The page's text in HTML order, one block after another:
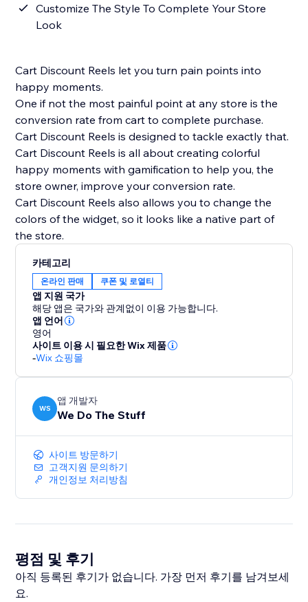
Customize The Style To Complete Your Store
Look
Cart Discount Reels let you turn pain points into
happy moments.
One if not the most painful point at any store is the
conversion rate from cart to complete purchase.
Cart Discount Reels is designed to tackle exactly that.
Cart Discount Reels is all about creating colorful
happy moments with gamification to help you, the
store owner, improve your conversion rate.
Cart Discount Reels also allows you to change the
colors of the widget, so it looks like a native part of
the store.
카테고리
온라인 판매 쿠폰 및 로열티
앱 지원 국가
해당 앱은 국가와 관계없이 이용 가능합니다.
앱 언어
영어
사이트 이용 시 필요한 Wix 제품
-Wix 쇼핑몰
WS
앱 개발자
We Do The Stuff
사이트 방문하기
고객지원 문의하기
개인정보 처리방침
평점 및 후기
아직 등록된 후기가 없습니다. 가장 먼저 후기를 남겨보세
요.